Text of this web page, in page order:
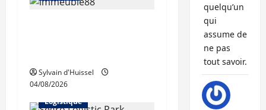
Sylvain d'Huissel
04/08/2026
Abonnés
Immo d'entreprise
Logistique
quelqu’un
qui
assume de
ne pas
tout savoir.